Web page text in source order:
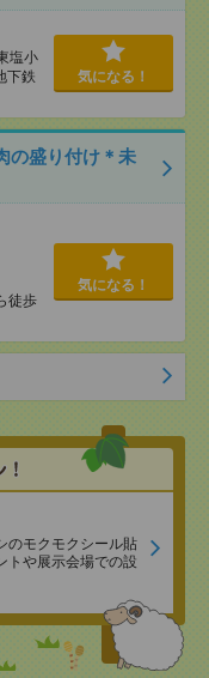
塩小
下鉄
気になる！
の盛り付け＊未
徒歩
気になる！
のモクモクシール貼
トや展示会場での設